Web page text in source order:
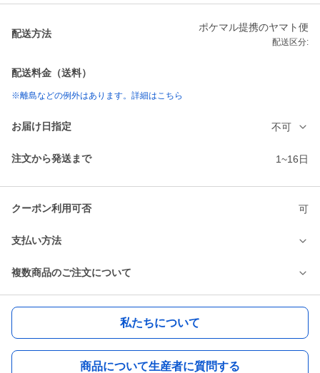
配送方法
ポケマル提携のヤマト便
配送区分:
配送料金（送料）
※離島などの例外はあります。詳細はこちら
お届け日指定 不可
注文から発送まで 1~16日
クーポン利用可否 可
支払い方法
複数商品のご注文について
私たちについて
商品について生産者に質問する